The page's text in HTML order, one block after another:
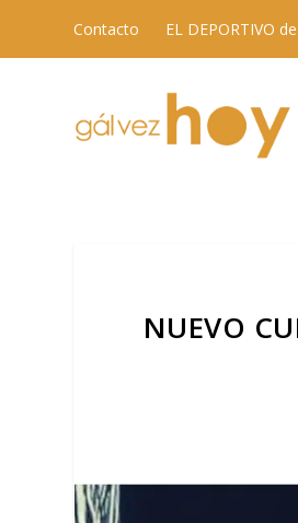
Contacto EL DEPORTIVO
NUEVO